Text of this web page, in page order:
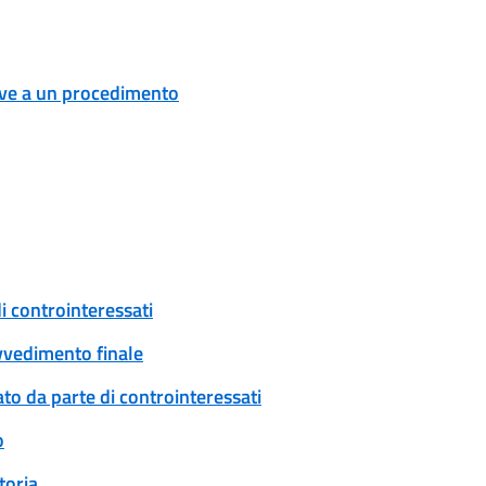
a un procedimento
controinteressati
finale
da parte di controinteressati